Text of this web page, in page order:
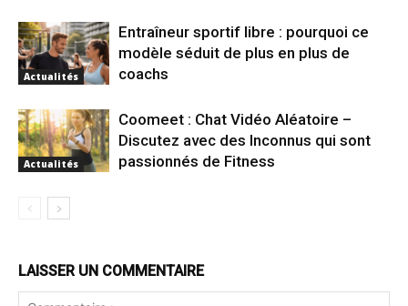
Actualités
Entraîneur sportif libre : pourquoi ce
modèle séduit de plus en plus de
coachs
Actualités
Coomeet : Chat Vidéo Aléatoire –
Discutez avec des Inconnus qui sont
passionnés de Fitness
LAISSER UN COMMENTAIRE